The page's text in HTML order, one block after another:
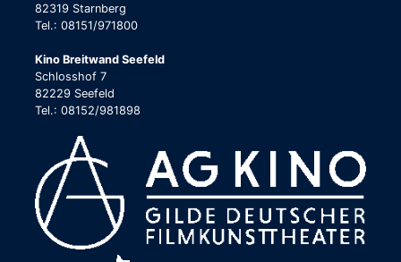
82319 Starnberg
Tel.: 08151/971800
Kino Breitwand Seefeld
Schlosshof 7
82229 Seefeld
Tel.: 08152/981898